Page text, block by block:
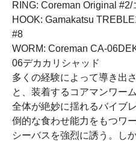
RING: Coreman Original
HOOK: Gamakatsu
#8
WORM: Coreman CA-
06デカカリシャッド
多くの経験によって導き出
と、装着するコアマンワー
全体が絶妙に揺れるバイブ
倒的な食わせ能力をもつワ
シーバスを強烈に誘う。し